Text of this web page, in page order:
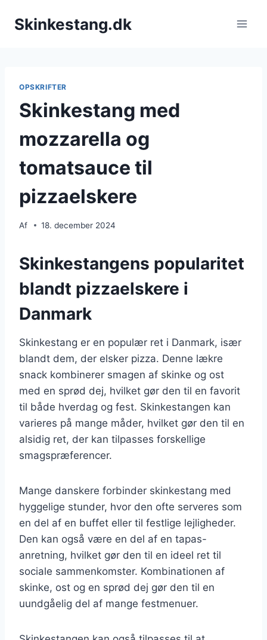
Skinkestang.dk
OPSKRIFTER
Skinkestang med
mozzarella og
tomatsauce til
pizzaelskere
Af 18. december 2024
Skinkestangens popularitet
blandt pizzaelskere i
Danmark
Skinkestang er en populær ret i Danmark, især
blandt dem, der elsker pizza. Denne lækre
snack kombinerer smagen af skinke og ost
med en sprød dej, hvilket gør den til en favorit
til både hverdag og fest. Skinkestangen kan
varieres på mange måder, hvilket gør den til en
alsidig ret, der kan tilpasses forskellige
smagspræferencer.
Mange danskere forbinder skinkestang med
hyggelige stunder, hvor den ofte serveres som
en del af en buffet eller til festlige lejligheder.
Den kan også være en del af en tapas-
anretning, hvilket gør den til en ideel ret til
sociale sammenkomster. Kombinationen af
skinke, ost og en sprød dej gør den til en
uundgåelig del af mange festmenuer.